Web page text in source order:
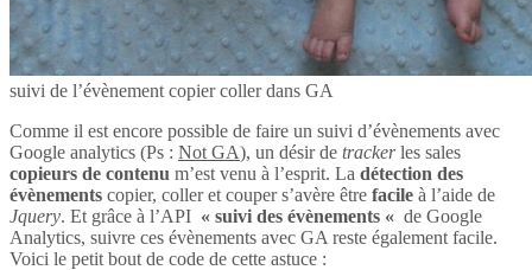
suivi de l’évènement copier coller dans GA
Comme il est encore possible de faire un suivi d’évènements avec
Google analytics (Ps : Not GA), un désir de trackerles sales
copieurs de contenu m’est venu à l’esprit. La détection des
évènements copier, coller et couper s’avère être facile à l’aide de
Jquery. Et grâce à l’API « suivi des évènements « de Google
Analytics, suivre ces évènements avec GA reste également facile.
Voici le petit bout de code de cette astuce :